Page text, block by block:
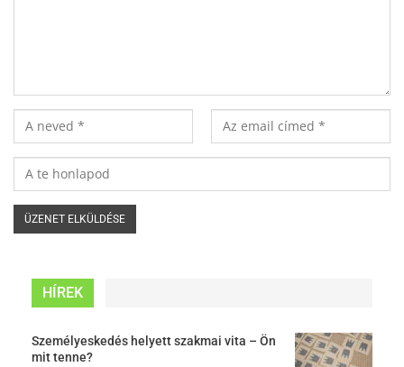
HÍREK
Személyeskedés helyett szakmai vita – Ön
mit tenne?